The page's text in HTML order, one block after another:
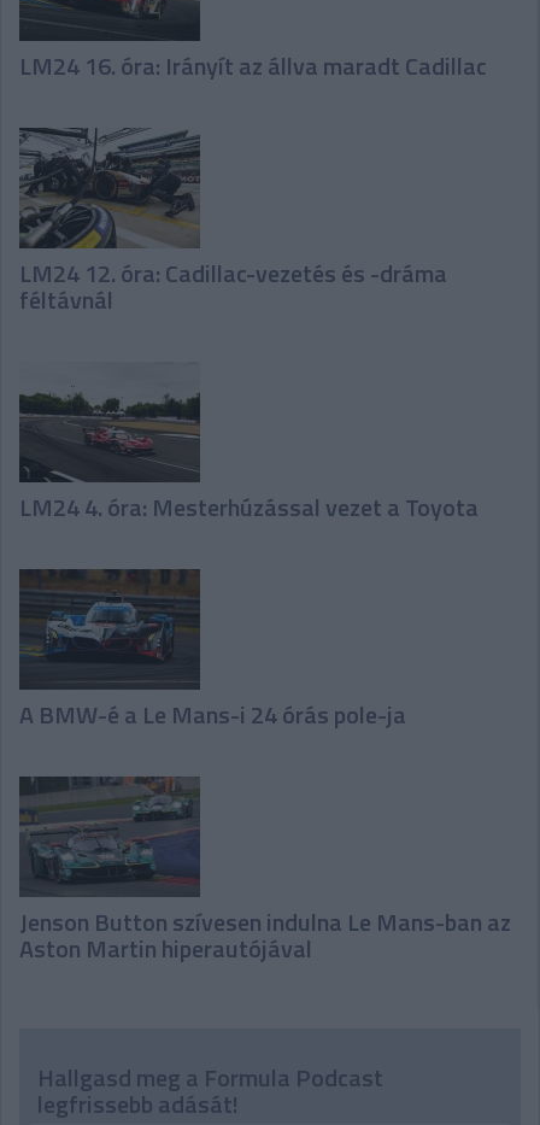
LM24 16. óra: Irányít az állva maradt Cadillac
LM24 12. óra: Cadillac-vezetés és -dráma
féltávnál
LM24 4. óra: Mesterhúzással vezet a Toyota
A BMW-é a Le Mans-i 24 órás pole-ja
Jenson Button szívesen indulna Le Mans-ban az
Aston Martin hiperautójával
Hallgasd meg a Formula Podcast
legfrissebb adását!